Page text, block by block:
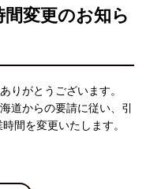
変更のお知ら
りがとうございます。
道からの要請に従い、引
間を変更いたします。